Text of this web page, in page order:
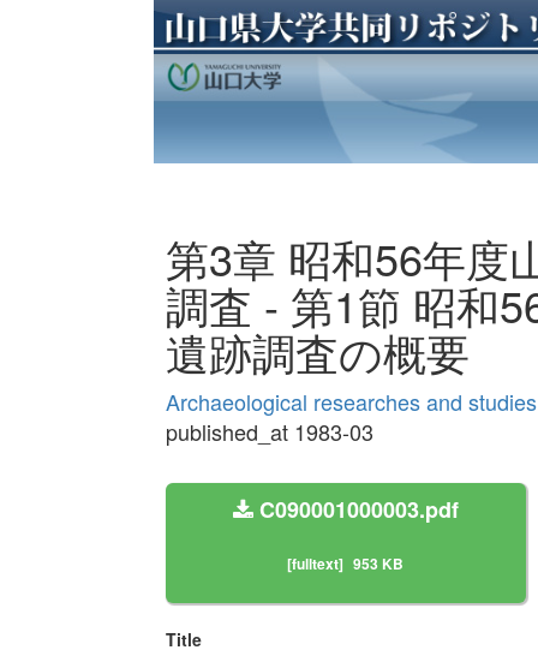
第3章 昭和56年度
調査 - 第1節 昭和
遺跡調査の概要
Archaeological researches and
published_at 1983-03
C090001000003.pdf
[fulltext] 953 KB
Title